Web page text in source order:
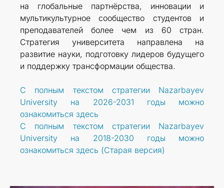
на глобальные партнёрства, инновации и
мультикультурное сообщество студентов и
преподавателей более чем из 60 стран.
Стратегия университета направлена на
развитие науки, подготовку лидеров будущего
и поддержку трансформации общества.
С полным текстом стратегии Nazarbayev
University на 2026-2031 годы можно
ознакомиться здесь
С полным текстом стратегии Nazarbayev
University на 2018-2030 годы можно
ознакомиться здесь (Старая версия)